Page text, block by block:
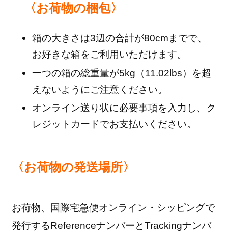
〈お荷物の梱包〉
箱の大きさは3辺の合計が80cmまでで、
お好きな箱をご利用いただけます。
一つの箱の総重量が5kg（11.02lbs）を超
えないようにご注意ください。
オンライン送り状に必要事項を入力し、ク
レジットカードでお支払いください。
〈お荷物の発送場所〉
お荷物、国際宅急便オンライン・シッピングで
発行するReferenceナンバーとTrackingナンバ